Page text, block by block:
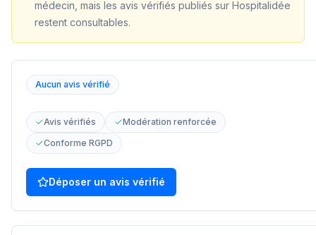
médecin, mais les avis vérifiés publiés sur Hospitalidée
restent consultables.
Aucun avis vérifié
Avis vérifiés
Modération renforcée
Conforme RGPD
Déposer un avis vérifié